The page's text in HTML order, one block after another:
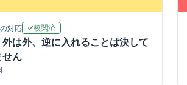
対応 校閲済
は外、逆に入れることは決して
せん